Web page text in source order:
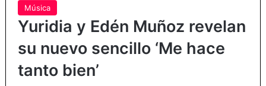
Música
Yuridia y Edén Muñoz revelan
su nuevo sencillo ‘Me hace
tanto bien’